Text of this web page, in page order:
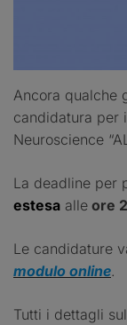
Ancora qualche
candidatura per
Neuroscience
La deadline per
estesa alle ore
Le candidature
modulo online.
Tutti i dettagli